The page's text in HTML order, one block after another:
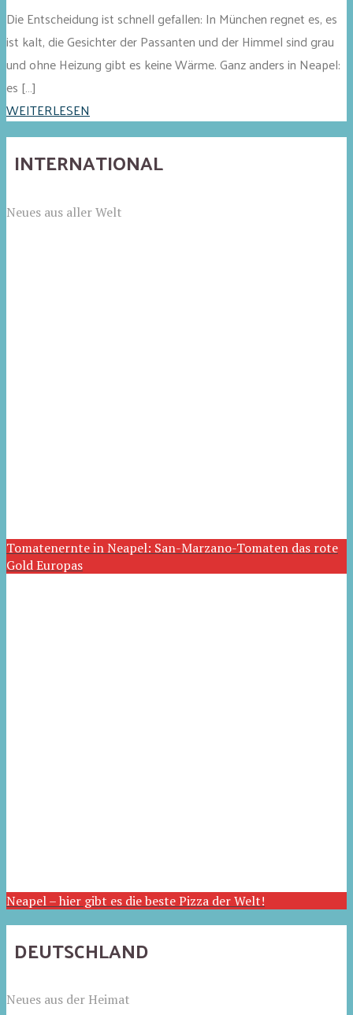
Die Entscheidung ist schnell gefallen: In München regnet es, es
ist kalt, die Gesichter der Passanten und der Himmel sind grau
und ohne Heizung gibt es keine Wärme. Ganz anders in Neapel:
es […]
WEITERLESEN
INTERNATIONAL
Neues aus aller Welt
Tomatenernte in Neapel: San-Marzano-Tomaten das rote
Gold Europas
Neapel – hier gibt es die beste Pizza der Welt!
DEUTSCHLAND
Neues aus der Heimat